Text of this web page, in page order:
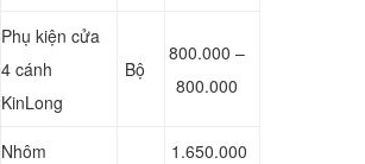
Phụ kiện cửa
4 cánh
KinLong
Bộ
800.000 –
800.000
Nhôm
1.650.000